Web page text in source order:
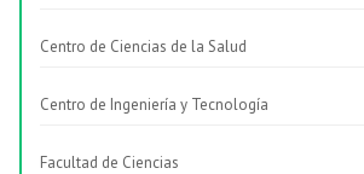
Centro de Ciencias de la Salud
Centro de Ingeniería y Tecnología
Facultad de Ciencias